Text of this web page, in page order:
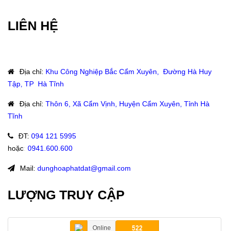
LIÊN HỆ
Địa chỉ: Khu Công Nghiệp Bắc Cẩm Xuyên, Đường Hà Huy
Tập, TP Hà Tĩnh
Địa chỉ: Thôn 6, Xã Cẩm Vịnh, Huyện Cẩm Xuyên, Tỉnh Hà
Tĩnh
ĐT: 094 121 5995
hoặc: 0941.600.600
Mail: dunghoaphatdat@gmail.com
LƯỢNG TRUY CẬP
Online 522